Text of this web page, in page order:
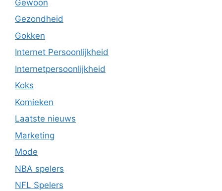
Gewoon
Gezondheid
Gokken
Internet Persoonlijkheid
Internetpersoonlijkheid
Koks
Komieken
Laatste nieuws
Marketing
Mode
NBA spelers
NFL Spelers